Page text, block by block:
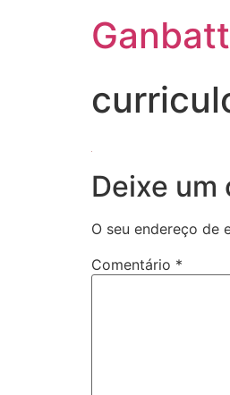
Deixe um
O seu endereço de
Comentário *